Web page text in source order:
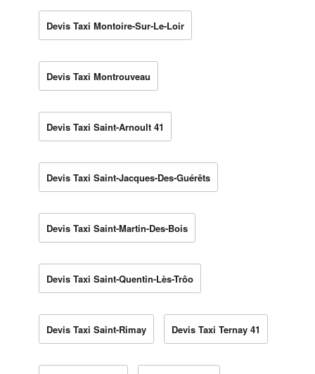
Devis Taxi Montoire-Sur-Le-Loir
Devis Taxi Montrouveau
Devis Taxi Saint-Arnoult 41
Devis Taxi Saint-Jacques-Des-Guérêts
Devis Taxi Saint-Martin-Des-Bois
Devis Taxi Saint-Quentin-Lès-Trôo
Devis Taxi Saint-Rimay Devis Taxi Ternay 41